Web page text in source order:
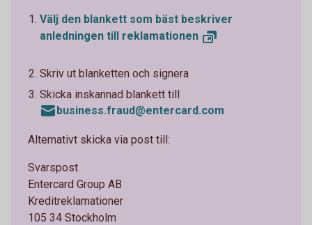
Välj den blankett som bäst beskriver
anledningen till reklamationen
Skriv ut blanketten och signera
Skicka inskannad blankett till
business.fraud@entercard.com
Alternativt skicka via post till:
Svarspost
Entercard Group AB
Kreditreklamationer
105 34 Stockholm